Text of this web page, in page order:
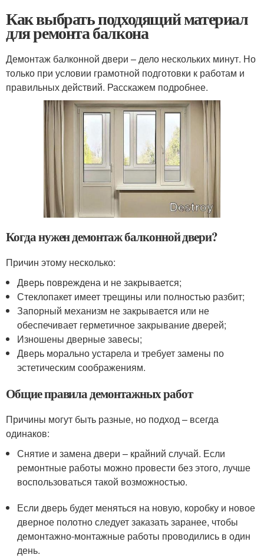
Как выбрать подходящий материал
для ремонта балкона
Демонтаж балконной двери – дело нескольких минут. Но
только при условии грамотной подготовки к работам и
правильных действий. Расскажем подробнее.
Когда нужен демонтаж балконной двери?
Причин этому несколько:
Дверь повреждена и не закрывается;
Стеклопакет имеет трещины или полностью разбит;
Запорный механизм не закрывается или не
обеспечивает герметичное закрывание дверей;
Изношены дверные завесы;
Дверь морально устарела и требует замены по
эстетическим соображениям.
Общие правила демонтажных работ
Причины могут быть разные, но подход – всегда
одинаков:
Снятие и замена двери – крайний случай. Если
ремонтные работы можно провести без этого, лучше
воспользоваться такой возможностью.
Если дверь будет меняться на новую, коробку и новое
дверное полотно следует заказать заранее, чтобы
демонтажно-монтажные работы проводились в один
день.